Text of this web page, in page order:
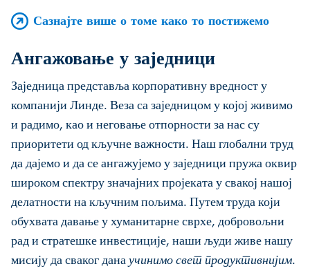
Сазнајте више о томе како то постижемо
Ангажовање у заједници
Заједница представља корпоративну вредност у
компанији Линде. Веза са заједницом у којој живимо
и радимо, као и неговање отпорности за нас су
приоритети од кључне важности. Наш глобални труд
да дајемо и да се ангажујемо у заједници пружа оквир
широком спектру значајних пројеката у свакој нашој
делатности на кључним пољима. Путем труда који
обухвата давање у хуманитарне сврхе, добровољни
рад и стратешке инвестиције, наши људи живе нашу
мисију да сваког дана учинимо свет продуктивнијим.